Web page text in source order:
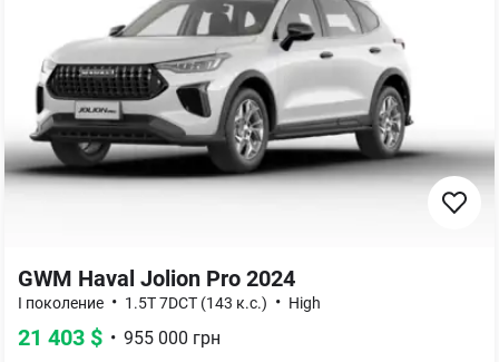
GWM Haval Jolion Pro 2024
I поколение • 1.5T 7DCT (143 к.с.) • High
21 403 $ • 955 000 грн